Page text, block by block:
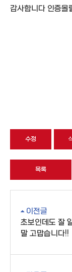
감사합니다 인증올
수정
목록
이전글
초보인데도 잘
말 고맙습니다!!